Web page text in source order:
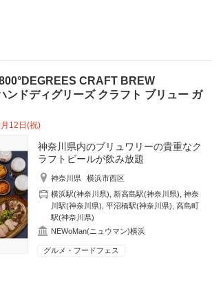
CRAFT BREW
ンドディグリーズ クラフト ブリュー ガ
12日(祝)
神奈川県内のブリュワリーの貴重なク
ラフトビールが飲み放題
神奈川県
横浜市西区
横浜駅(神奈川県)
新高島駅(神奈川県) ,神奈
川駅(神奈川県) ,平沼橋駅(神奈川県) ,高島町
駅(神奈川県)
NEWoMan(ニュウマン)横浜
グルメ・フードフェス